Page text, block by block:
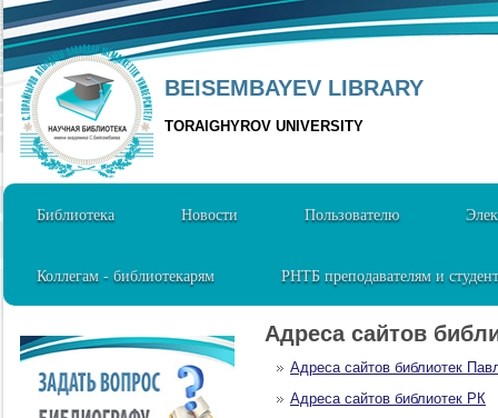
BEISEMBAYEV LIBRARY
TORAIGHYROV UNIVERSITY
Библиотека Новости Пользователю
Коллегам - библиотекарям РНТБ преподавателям и
Адреса сайтов
Адреса сайтов библиотек
Адреса сайтов библиотек РК